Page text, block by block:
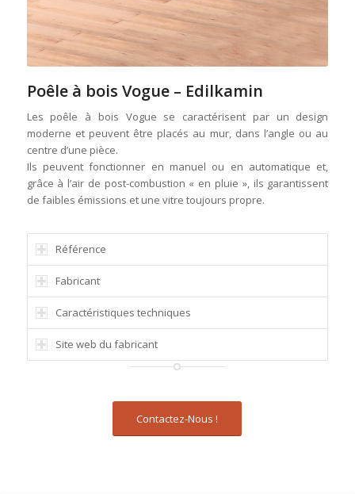
Poêle à bois Vogue – Edilkamin
Les poêle à bois Vogue se caractérisent par un design
moderne et peuvent être placés au mur, dans l’angle ou au
centre d’une pièce.
Ils peuvent fonctionner en manuel ou en automatique et,
grâce à l’air de post-combustion « en pluie », ils garantissent
de faibles émissions et une vitre toujours propre.
Référence
Fabricant
Caractéristiques techniques
Site web du fabricant
Contactez-Nous !